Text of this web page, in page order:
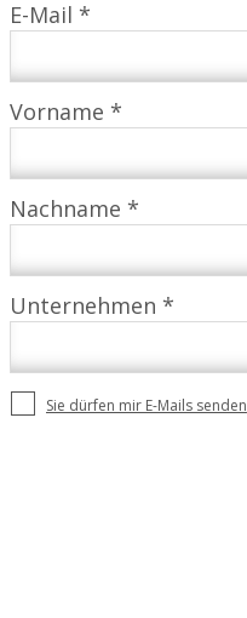
E-Mail *
Vorname *
Nachname *
Unternehmen *
Sie dürfen mir E-Mails senden